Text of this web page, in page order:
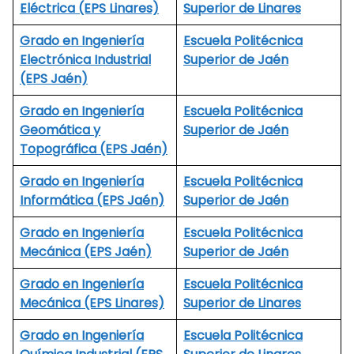
Eléctrica (EPS Linares)
Superior de Linares
Grado en Ingeniería
Electrónica Industrial
(EPS Jaén)
Escuela Politécnica
Superior de Jaén
Grado en Ingeniería
Geomática y
Topográfica (EPS Jaén)
Escuela Politécnica
Superior de Jaén
Grado en Ingeniería
Informática (EPS Jaén)
Escuela Politécnica
Superior de Jaén
Grado en Ingeniería
Mecánica (EPS Jaén)
Escuela Politécnica
Superior de Jaén
Grado en Ingeniería
Mecánica (EPS Linares)
Escuela Politécnica
Superior de Linares
Grado en Ingeniería
Escuela Politécnica